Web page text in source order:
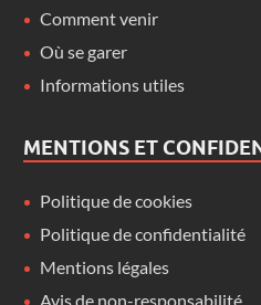
Comment venir
Où se garer
Informations utiles
MENTIONS ET
Politique de cookies
Politique de confidentialité
Mentions légales
Avis de non-responsabilité